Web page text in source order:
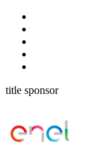
title sponsor